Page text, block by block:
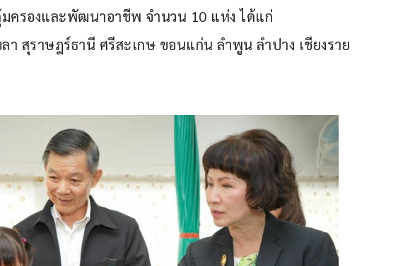
ครองและพัฒนาอาชีพ จำนวน 10 แห่ง ได้แก่
สุราษฎร์ธานี ศรีสะเกษ ขอนแก่น ลำพูน ลำปาง เชียงราย